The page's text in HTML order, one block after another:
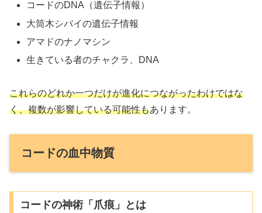
コードのDNA（遺伝子情報）
大筒木シバイの遺伝子情報
アマドのナノマシン
生きている者のチャクラ、DNA
これらのどれか一つだけが進化につながったわけではな
く、複数が影響している可能性もあります。
コードの血中物質
コードの神術「爪痕」とは